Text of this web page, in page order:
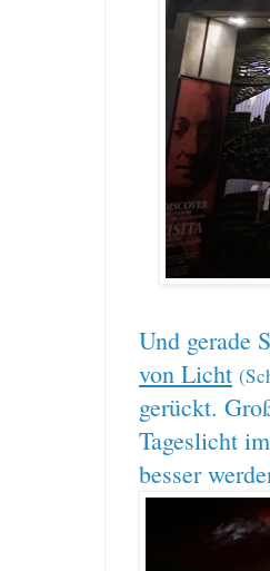
Und gerade
von Licht
gerückt.
Tageslicht
besser